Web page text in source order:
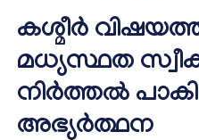
കശ്മീർ
മധ്യസ്ഥത
നിർത്തൽ
അഭ്യർത്ഥന